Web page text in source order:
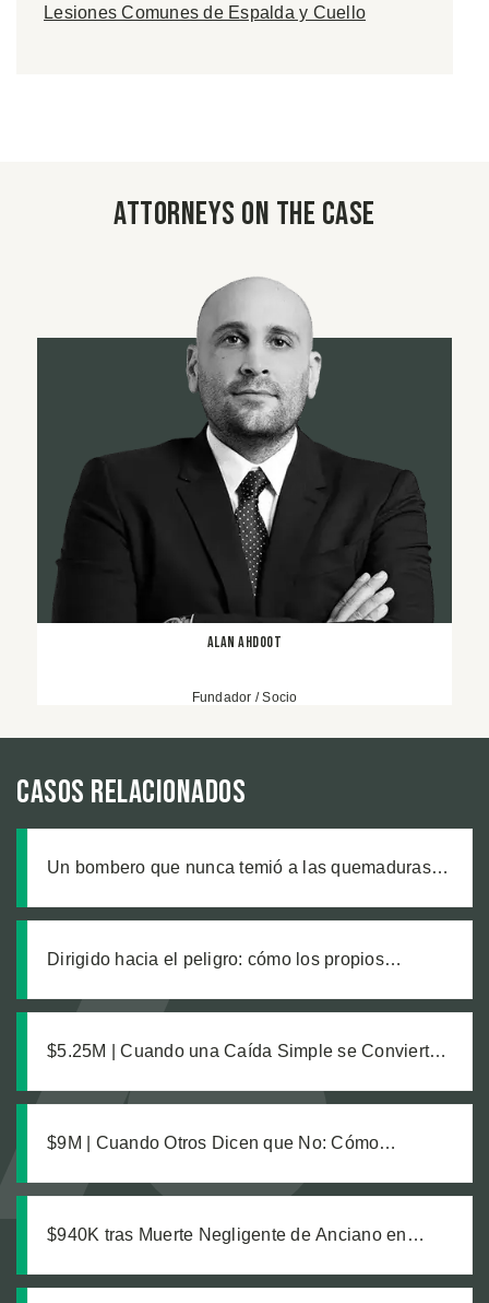
Lesiones Comunes de Espalda y Cuello
Attorneys on the case
Alan Ahdoot
Fundador / Socio
Casos relacionados
Un bombero que nunca temió a las quemaduras,
Dirigido hacia el peligro: cómo los propios
$5.25M | Cuando una Caída Simple se Convierte
$9M | Cuando Otros Dicen que No: Cómo
$940K tras Muerte Negligente de Anciano en